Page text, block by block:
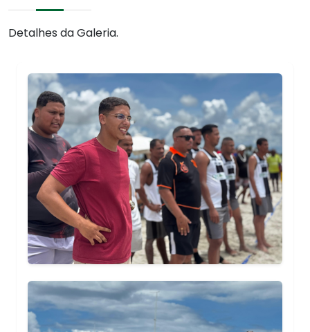
Detalhes da Galeria.